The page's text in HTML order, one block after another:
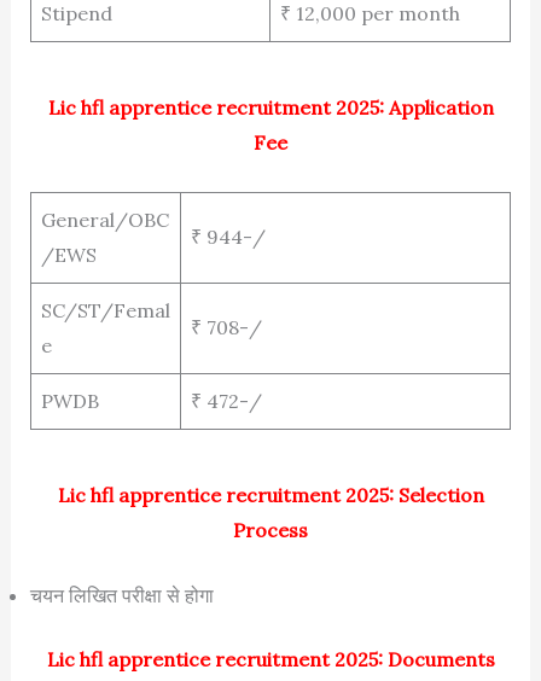
Stipend ₹ 12,000 per month
Lic hfl apprentice recruitment 2025: Application
Fee
General/OBC
/EWS
₹ 944-/
SC/ST/Femal
e
₹ 708-/
PWDB ₹ 472-/
Lic hfl apprentice recruitment 2025: Selection
Process
चयन लिखित परीक्षा से होगा
Lic hfl apprentice recruitment 2025: Documents